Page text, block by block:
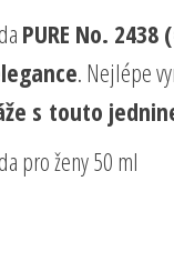
PURE No. 2438
. Nejlépe
s touto
pro ženy 50 ml